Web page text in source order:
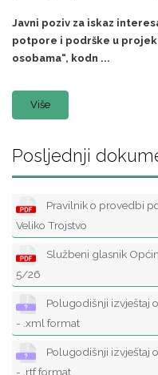
Javni poziv za iskaz
potpore i podrške u
osobama“, kodn ...
Više
Posljednji
Pravilnik o provedbi
Veliko Trojstvo
Službeni glasnik
5/26
Polugodišnji izvještaj
- .xml format
Polugodišnji izvještaj
- .rtf format